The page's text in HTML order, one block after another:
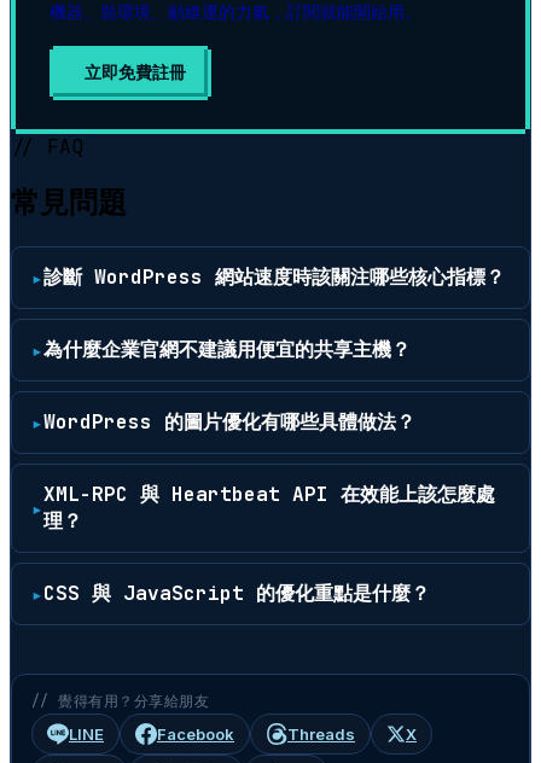
機器、裝環境、顧維運的力氣，訂閱就能開始用。
立即免費註冊
// FAQ
常見問題
診斷 WordPress 網站速度時該關注哪些核心指標？
為什麼企業官網不建議用便宜的共享主機？
WordPress 的圖片優化有哪些具體做法？
XML-RPC 與 Heartbeat API 在效能上該怎麼處
理？
CSS 與 JavaScript 的優化重點是什麼？
// 覺得有用？分享給朋友
LINE Facebook Threads X